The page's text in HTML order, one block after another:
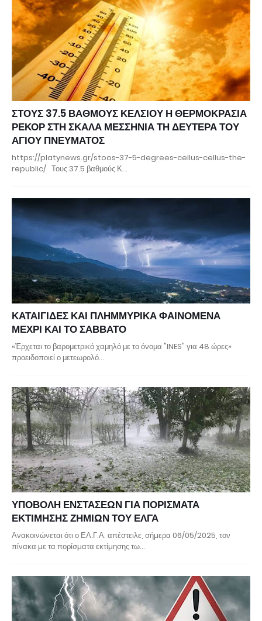
ΣΤΟΥΣ 37.5 ΒΑΘΜΟΥΣ ΚΕΛΣΙΟΥ Η ΘΕΡΜΟΚΡΑΣΙΑ
ΡΕΚΟΡ ΣΤΗ ΣΚΑΛΑ ΜΕΣΣΗΝΙΑ ΤΗ ΔΕΥΤΕΡΑ ΤΟΥ
ΑΓΙΟΥ ΠΝΕΥΜΑΤΟΣ
https://platynews.gr/stoos-37-5-degrees-cellus-cellus-the-
republic/ Τους 37.5 βαθμούς Κ…
ΚΑΤΑΙΓΙΔΕΣ ΚΑΙ ΠΛΗΜΜΥΡΙΚΑ ΦΑΙΝΟΜΕΝΑ
ΜΕΧΡΙ ΚΑΙ ΤΟ ΣΑΒΒΑΤΟ
«Έρχεται το βαρομετρικό χαμηλό με το όνομα "INES" για 48 ώρες»
προειδοποιεί ο μετεωρολό…
ΥΠΟΒΟΛΗ ΕΝΣΤΑΣΕΩΝ ΓΙΑ ΠΟΡΙΣΜΑΤΑ
ΕΚΤΙΜΗΣΗΣ ΖΗΜΙΩΝ ΤΟΥ ΕΛΓΑ
Ανακοινώνεται ότι ο ΕΛ.Γ.Α. απέστειλε, σήµερα 06/05/2025, τον
πίνακα µε τα πορίσµατα εκτίµησης τω…